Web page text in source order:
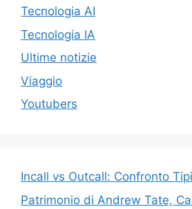
Tecnologia AI
Tecnologia IA
Ultime notizie
Viaggio
Youtubers
Incall vs Outcall: Confronto
Patrimonio di Andrew Tate,